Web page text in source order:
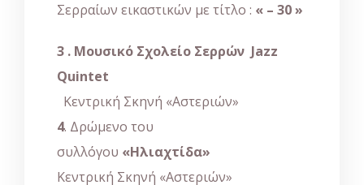
Σερραίων εικαστικών με τίτλο : « – 30 »
3 . Μουσικό Σχολείο Σερρών Jazz
Quintet
Κεντρική Σκηνή «Αστεριών»
4. Δρώμενο του
συλλόγου «Ηλιαχτίδα»
Κεντρική Σκηνή «Αστεριών»